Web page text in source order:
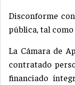
Disconforme
pública, tal
La Cámara de
contratado
financiado